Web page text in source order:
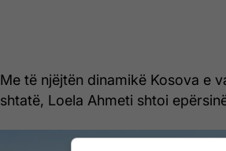
Me të njëjtën dinamikë Kosova e
shtatë, Loela Ahmeti shtoi